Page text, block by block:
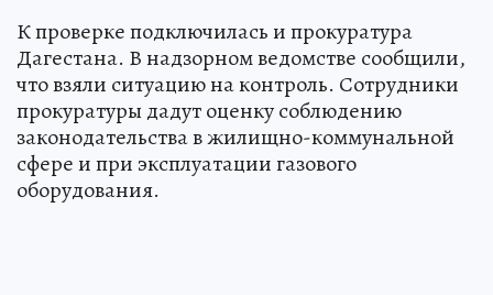
К проверке подключилась и прокуратура
Дагестана. В надзорном ведомстве сообщили,
что взяли ситуацию на контроль. Сотрудники
прокуратуры дадут оценку соблюдению
законодательства в жилищно-коммунальной
сфере и при эксплуатации газового
оборудования.